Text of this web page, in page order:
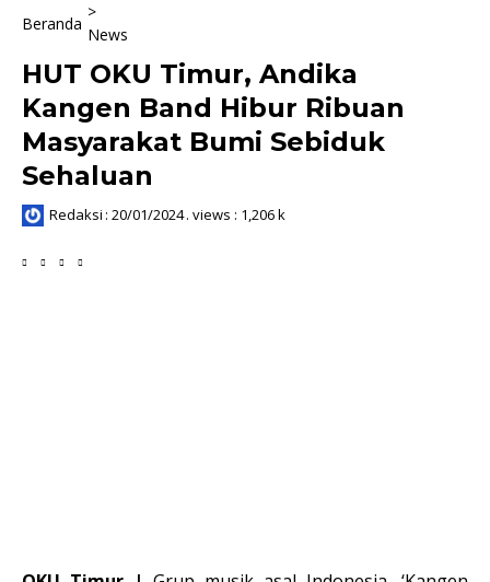
Beranda
>
News
HUT OKU Timur, Andika
Kangen Band Hibur Ribuan
Masyarakat Bumi Sebiduk
Sehaluan
Redaksi : 20/01/2024. views : 1,206 k